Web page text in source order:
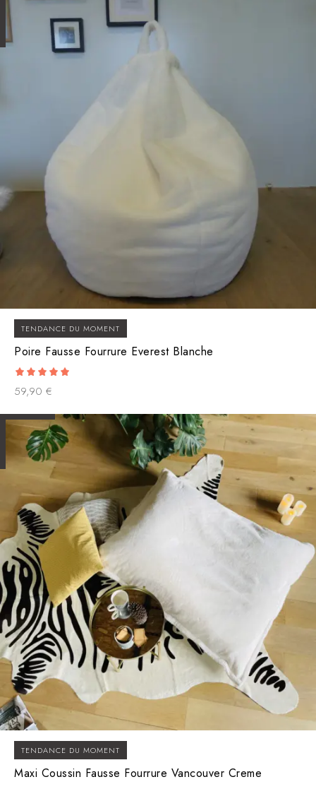
TENDANCE DU MOMENT
Poire Fausse Fourrure Everest Blanche
5.00
out of 5
59,90 €
TENDANCE DU MOMENT
Maxi Coussin Fausse Fourrure Vancouver Creme